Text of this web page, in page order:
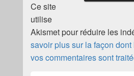
Ce site
utilise
Akismet pour réduire les
savoir plus sur la façon
vos commentaires sont